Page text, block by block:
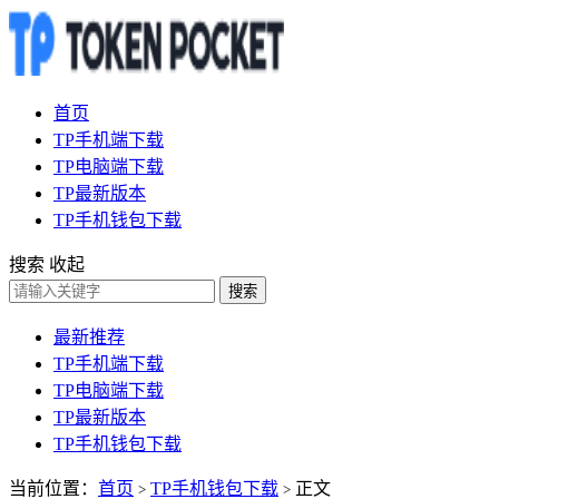
首页
TP手机端下载
TP电脑端下载
TP最新版本
TP手机钱包下载
搜索 收起
搜索
最新推荐
TP手机端下载
TP电脑端下载
TP最新版本
TP手机钱包下载
当前位置： 首页 > TP手机钱包下载 > 正文